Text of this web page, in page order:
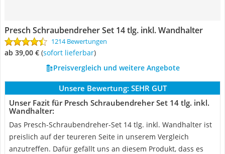
Presch Schraubendreher Set 14 tlg. inkl. Wandhalter
1214 Bewertungen
ab 39,00 € ( Sofort lieferbar)
Preisvergleich und weitere Angebote
Unsere Bewertung: SEHR GUT
Unser Fazit für Presch Schraubendreher Set 14 tlg. inkl.
Wandhalter:
Das Presch-Schraubendreher-Set 14 tlg. inkl. Wandhalter ist
preislich auf der teureren Seite in unserem Vergleich
anzutreffen. Dafür gefällt uns an diesem Produkt, dass es